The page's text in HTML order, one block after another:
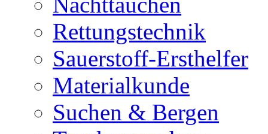
Rettungstechnik
Sauerstoff-Ersthelfer
Materialkunde
Suchen & Bergen